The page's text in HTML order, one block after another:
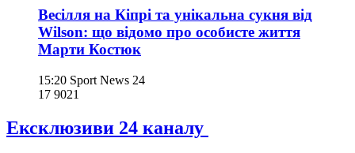
Весілля на Кіпрі та унікальна сукня від
Wilson: що відомо про особисте життя
Марти Костюк
15:20 Sport News 24
17 9021
Ексклюзиви 24 каналу